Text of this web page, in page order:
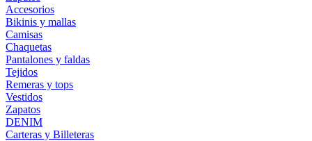
Accesorios
Bikinis y mallas
Camisas
Chaquetas
Pantalones y faldas
Tejidos
Remeras y tops
Vestidos
Zapatos
DENIM
Carteras y Billeteras